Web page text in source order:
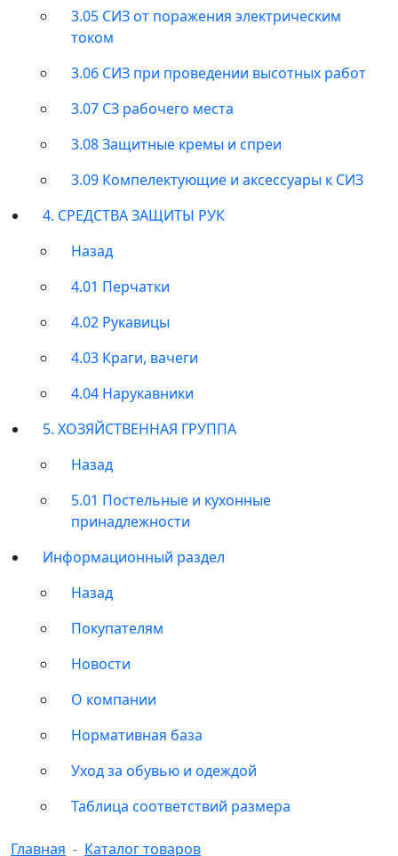
3.05 СИЗ от поражения электрическим
током
3.06 СИЗ при проведении высотных работ
3.07 СЗ рабочего места
3.08 Защитные кремы и спреи
3.09 Компелектующие и аксессуары к СИЗ
4. СРЕДСТВА ЗАЩИТЫ РУК
Назад
4.01 Перчатки
4.02 Рукавицы
4.03 Краги, вачеги
4.04 Нарукавники
5. ХОЗЯЙСТВЕННАЯ ГРУППА
Назад
5.01 Постельные и кухонные
принадлежности
Информационный раздел
Назад
Покупателям
Новости
О компании
Нормативная база
Уход за обувью и одеждой
Таблица соответствий размера
Главная Каталог товаров